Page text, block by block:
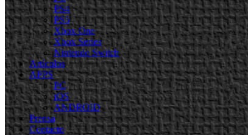
PS4
PS5
Xbox One
Xbox Series
Nintendo Switch
Artículos
APPS
PC
iOS
ANDROID
Prensa
Contacto